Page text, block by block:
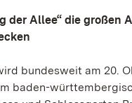
der Allee“ die großen
bundesweit am 20.
baden-